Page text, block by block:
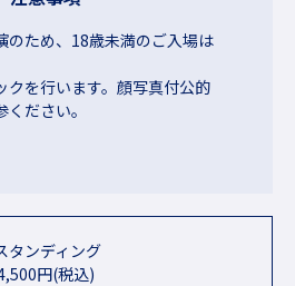
ため、18歳未満のご入場は
を行います。顔写真付公的
ださい。
タンディング
円(税込)